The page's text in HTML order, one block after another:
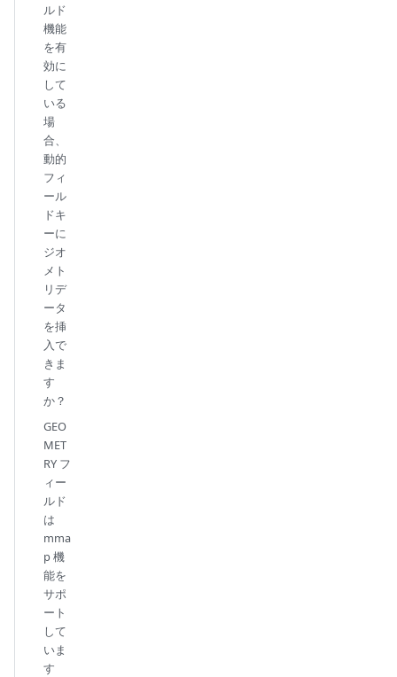
ルド
機能
を有
効に
して
いる
場
合、
動的
フィ
ール
ドキ
ーに
ジオ
メト
リデ
ータ
を挿
入で
きま
す
か？
GEO
MET
RY フ
ィー
ルド
は
mma
p 機
能を
サポ
ート
して
いま
す